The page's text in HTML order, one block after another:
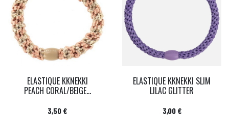
ELASTIQUE KKNEKKI
PEACH CORAL/BEIGE...
Prix
3,50 €
ELASTIQUE KKNEKKI SLIM
LILAC GLITTER
Prix
3,00 €